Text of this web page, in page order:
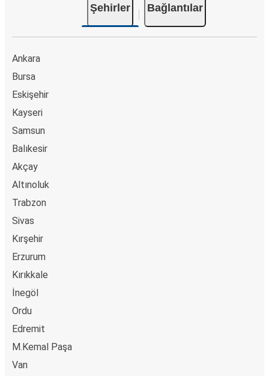
Bingöl
Bingöl
Şehirler Bağlantılar
Ankara
Bursa
Eskişehir
Kayseri
Samsun
Balıkesir
Akçay
Altınoluk
Trabzon
Sivas
Kırşehir
Erzurum
Kırıkkale
İnegöl
Ordu
Edremit
M.Kemal Paşa
Van